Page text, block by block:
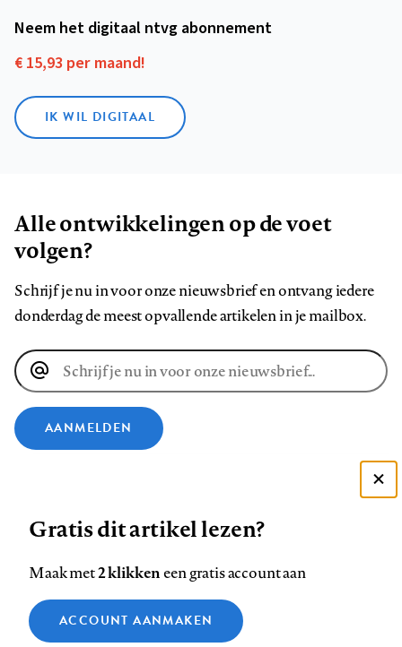
Neem het digitaal ntvg abonnement
€ 15,93 per maand!
IK WIL DIGITAAL
Alle ontwikkelingen op de voet
volgen?
Schrijf je nu in voor onze nieuwsbrief en ontvang iedere
donderdag de meest opvallende artikelen in je mailbox.
E-
mailadres
AANMELDEN
ons
op
Facebook
ons
op
LinkedIn
ons
op
Bluesky
ons
op
Instagram
ons
op
YouTube
ons
Footer
Contact Colofon Disclaimer Privacy
Medische vragen verdienen
Gratis dit artikel lezen?
Maak met2 klikkeneen gratis account aan
ACCOUNT AANMAKEN
Zie onze cookie policy
Analytische cookies